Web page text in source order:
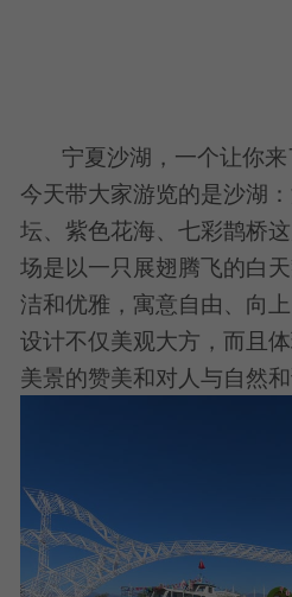
宁夏沙湖，一个让你来
今天带大家游览的是沙湖
坛、紫色花海、七彩鹊桥
场是以一只展翅腾飞的白
洁和优雅，寓意自由、向
设计不仅美观大方，而且
美景的赞美和对人与自然和